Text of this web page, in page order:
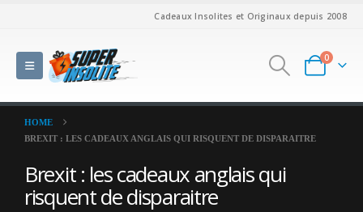
Cadeaux Insolites et Originaux depuis 2008
0
HOME
BREXIT : LES CADEAUX ANGLAIS QUI RISQUENT DE DISPARAITRE
Brexit : les cadeaux anglais qui
risquent de disparaitre